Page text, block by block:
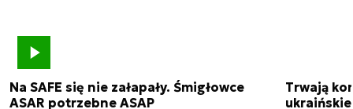
Na SAFE się nie załapały. Śmigłowce
ASAR potrzebne ASAP
Trwają